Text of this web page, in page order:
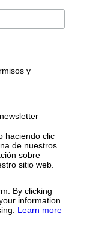
y
haciendo clic
de nuestros
sobre
sitio web.
By clicking
information
Learn more